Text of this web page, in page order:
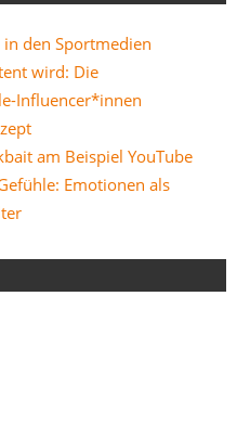
den Sportmedien
wird: Die
Influencer*innen
am Beispiel YouTube
Emotionen als